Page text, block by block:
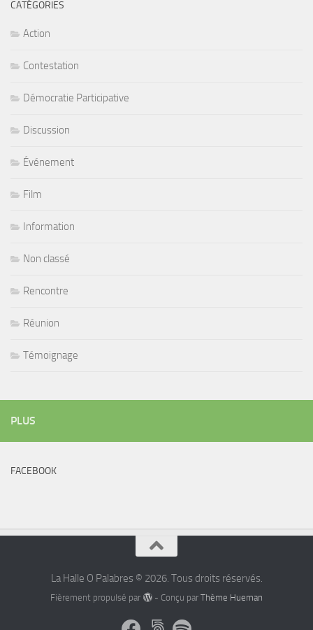
CATÉGORIES
Action
Contestation
Démocratie Participative
Discussion
Événement
Film
Information
Non classé
Rencontre
Réunion
Témoignage
PLUS
FACEBOOK
La Halle O Palabres © 2026. Tous droits réservés.
Fièrement propulsé par - Conçu par Thème Hueman